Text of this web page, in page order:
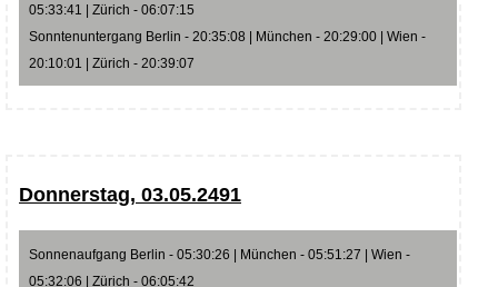
05:33:41 | Zürich - 06:07:15
Sonntenuntergang Berlin - 20:35:08 | München - 20:29:00 | Wien -
20:10:01 | Zürich - 20:39:07
Donnerstag, 03.05.2491
Sonnenaufgang Berlin - 05:30:26 | München - 05:51:27 | Wien -
05:32:06 | Zürich - 06:05:42